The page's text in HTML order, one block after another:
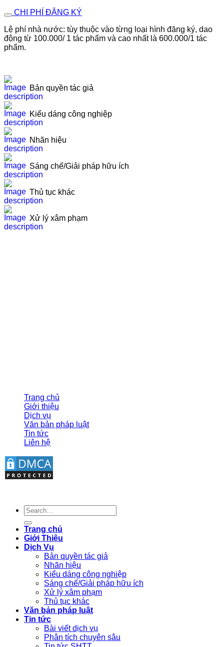
CHI PHÍ ĐĂNG KÝ
Lệ phí nhà nước: tùy thuộc vào từng loại hình đăng ký, dao
động từ 100.000/ 1 tác phẩm và cao nhất là 600.000/1 tác
phẩm.
Bản quyền tác giả
Kiểu dáng công nghiệp
Nhãn hiệu
Sáng chế/Giải pháp hữu ích
Thủ tục khác
Xử lý xâm phạm
Trang chủ
Giới thiệu
Dịch vụ
Văn bản pháp luật
Tin tức
Liên hệ
Trang chủ
Giới Thiệu
Dịch Vụ
Bản quyền tác giả
Nhãn hiệu
Kiểu dáng công nghiệp
Sáng chế/Giải pháp hữu ích
Xử lý xâm phạm
Thủ tục khác
Văn bản pháp luật
Tin tức
Bài viết dịch vụ
Phân tích chuyên sâu